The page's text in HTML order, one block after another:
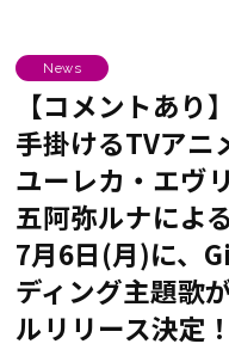
News
【コメントあ
手掛けるTVアニ
ユーレカ・エヴ
五阿弥ルナによ
7月6日(月)に、
ディング主題歌
ルリリース決定！